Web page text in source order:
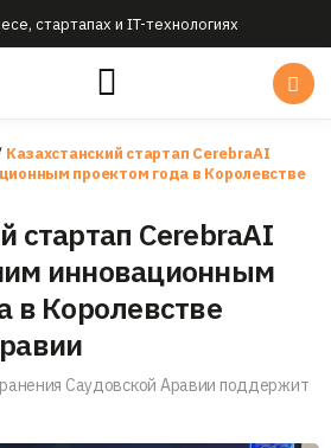
стартапах и IT-технологиях
Казахстанский стартап CerebraAI
проектом года в Королевстве
стартап CerebraAI
инновационным
в Королевстве
Саудовской Аравии поддержит